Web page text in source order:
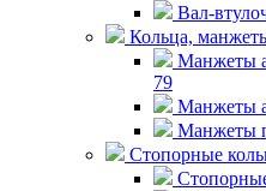
Вал-
Кольца,
Манжеты
79
Манжеты
Манжеты
Стопорные